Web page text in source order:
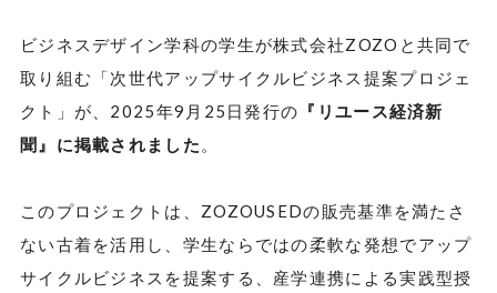
ビジネスデザイン学科の学生が株式会社ZOZOと共同で
取り組む「次世代アップサイクルビジネス提案プロジェ
クト」が、2025年9月25日発行の 『リユース経済新
聞』 に掲載されました 。
このプロジェクトは、ZOZOUSEDの販売基準を満たさ
ない古着を活用し、学生ならではの柔軟な発想でアップ
サイクルビジネスを提案する、産学連携による実践型授